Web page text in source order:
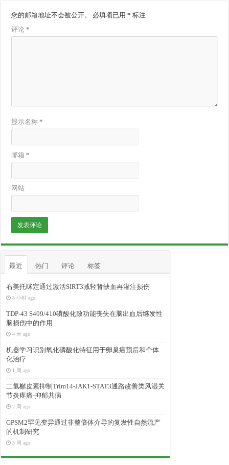
您的邮箱地址不会被公开。 必填项已用* 标注
评论*
显示名称*
邮箱*
网站
最近 热门 评论 标签
右美托咪定通过激活SIRT3减轻肾缺血再灌注损伤
8 小时 ago
TDP-43 S409/410磷酸化致功能丧失在脑出血后继发性
脑损伤中的作用
4 天 ago
机器学习识别氧化磷酸化特征用于卵巢癌预后和个体
化治疗
1 周 ago
二氢槲皮素抑制Trim14-JAK1-STAT3通路改善类风湿关
节炎疼痛-抑郁共病
2 周 ago
GPSM2罕见变异通过非整倍体介导的复发性自然流产
的机制研究
3 周 ago